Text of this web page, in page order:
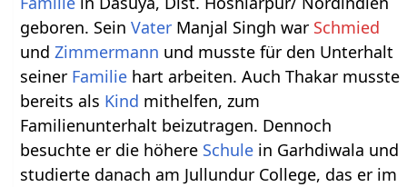
geboren. SeinVater Manjal Singh war Schmied
undZimmermann und musste für den Unterhalt
seiner Familie hart arbeiten. Auch Thakar musste
bereits als Kind mithelfen, zum
Familienunterhalt beizutragen. Dennoch
besuchte er die höhere Schule in Garhdiwala und
studierte danach am Jullundur College, das er im